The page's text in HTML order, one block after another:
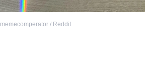
memecomperator / Reddit